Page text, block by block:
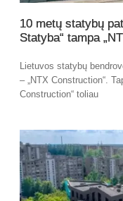
10 metų statybų
Statyba“ tampa
Lietuvos statybų
– „NTX Construction“.
Construction“ toliau